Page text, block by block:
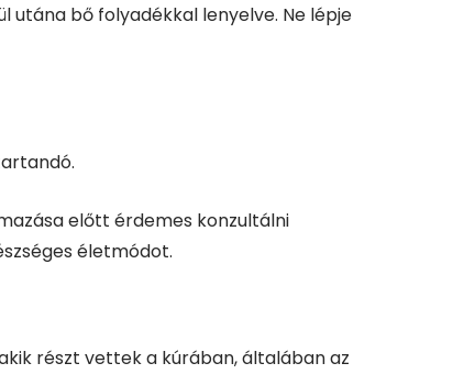
utána bő folyadékkal lenyelve. Ne lépje
előtt érdemes konzultálni
életmódot.
részt vettek a kúrában, általában az